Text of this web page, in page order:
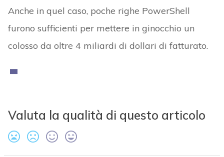
Anche in quel caso, poche righe PowerShell
furono sufficienti per mettere in ginocchio un
colosso da oltre 4 miliardi di dollari di fatturato.
Valuta la qualità di questo articolo